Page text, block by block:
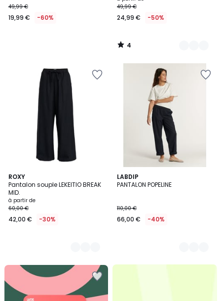
€
au
réduction
appliquée.
49,99 €
19,99 € -60%
49,99 €
24,99 € -50%
4
/
ROXY
Pantalon souple LEKEITIO BREAK
MID.
à partir de
60,00 €
42,00 € -30%
5
Couleurs
LABDIP
PANTALON POPELINE
110,00 €
66,00 € -40%
3
Couleurs